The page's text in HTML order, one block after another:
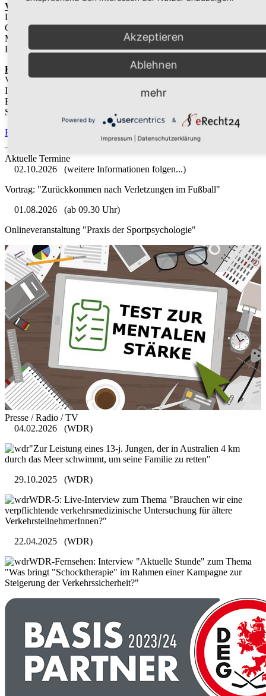
Verband der praktischen Sportpsychologie e. V.
Lindenstr. 212 · 40235 Düsseldorf
Organisation: Jürgen Walter
Mobil: 0157 - 353 931 32
E-Mail: kontakt@verband-sportpsychologie.de
Kontoverbindung:
Verband der praktischen Sportpsychologie e. V.
IBAN DE45 8306 5408 0005 3528 60
BIC GENO DEF1 SLR · Deutsche Skatbank
Stichwort "Name/TdS2024"
Flyer zum Download
Aktuelle Termine
02.10.2026
(weitere Informationen folgen...)
Vortrag: "Zurückkommen nach Verletzungen im Fußball"
01.08.2026
(ab 09.30 Uhr)
Onlineveranstaltung "Praxis der Sportpsychologie"
Presse / Radio / TV
04.02.2026
(WDR)
"Zur Leistung eines 13-j. Jungen, der in Australien 4 km
durch das Meer schwimmt, um seine Familie zu retten"
29.10.2025
(WDR)
WDR-5: Live-Interview zum Thema "Brauchen wir eine
verpflichtende verkehrsmedizinische Untersuchung für ältere
VerkehrsteilnehmerInnen?"
22.04.2025
(WDR)
WDR-Fernsehen: Interview "Aktuelle Stunde" zum Thema
"Was bringt "Schocktherapie" im Rahmen einer Kampagne zur
Steigerung der Verkehrssicherheit?"
Akzeptieren
Ablehnen
mehr
Powered by &
Impressum Datenschutzerklärung